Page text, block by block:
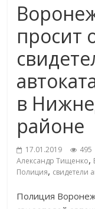
просит
в
районе
17.01.2019 495
Александр Тищенко,
Полиция, свидетели
Полиция